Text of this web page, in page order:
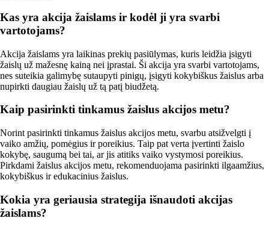
Kas yra akcija žaislams ir kodėl ji yra svarbi
vartotojams?
Akcija žaislams yra laikinas prekių pasiūlymas, kuris leidžia įsigyti
žaislų už mažesnę kainą nei įprastai. Ši akcija yra svarbi vartotojams,
nes suteikia galimybę sutaupyti pinigų, įsigyti kokybiškus žaislus arba
nupirkti daugiau žaislų už tą patį biudžetą.
Kaip pasirinkti tinkamus žaislus akcijos metu?
Norint pasirinkti tinkamus žaislus akcijos metu, svarbu atsižvelgti į
vaiko amžių, pomėgius ir poreikius. Taip pat verta įvertinti žaislo
kokybę, saugumą bei tai, ar jis atitiks vaiko vystymosi poreikius.
Pirkdami žaislus akcijos metu, rekomenduojama pasirinkti ilgaamžius,
kokybiškus ir edukacinius žaislus.
Kokia yra geriausia strategija išnaudoti akcijas
žaislams?